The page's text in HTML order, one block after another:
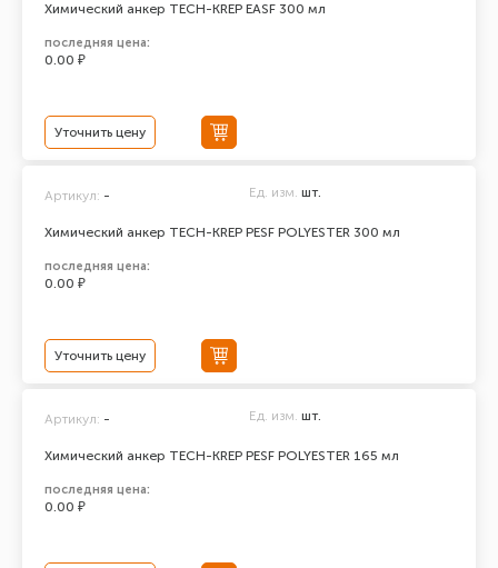
Химический анкер TECH-KREP EASF 300 мл
последняя цена:
0.00 ₽
Уточнить цену
Химический анкер TECH-KREP PESF POLYESTER 300 мл
Артикул: - Ед. изм. шт.
последняя цена:
0.00 ₽
Уточнить цену
Химический анкер TECH-KREP PESF POLYESTER 165 мл
Артикул: - Ед. изм. шт.
последняя цена:
0.00 ₽